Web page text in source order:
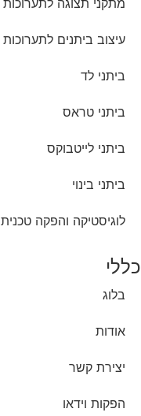
מתקני תצוגה לתערוכות
עיצוב ביתנים לתערוכות
ביתני לד
ביתני טראס
ביתני לייטבוקס
ביתני בינוי
לוגיסטיקה והפקה טכנית
כללי
בלוג
אודות
יצירת קשר
הפקות וידאו